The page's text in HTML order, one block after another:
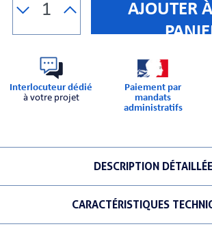
AJOUTER
Interlocuteur dédié
à votre projet
Paiement par
mandats
administratifs
DESCRIPTION DÉTAILLÉE
CARACTÉRISTIQUES